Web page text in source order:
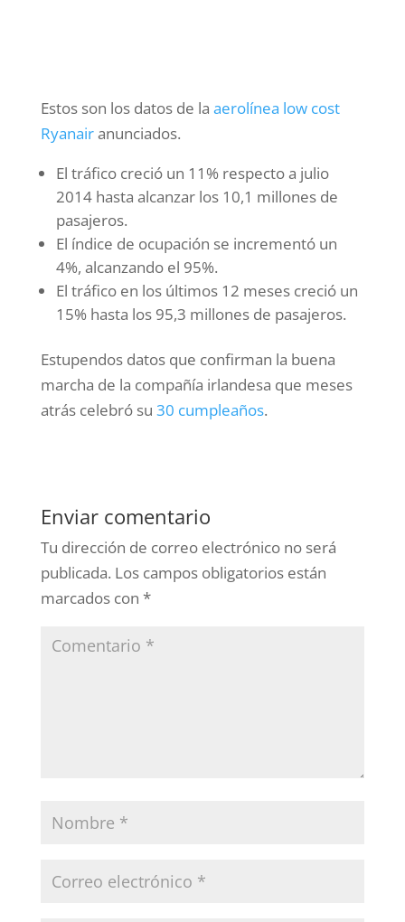
Estos son los datos de la aerolínea low cost
Ryanairanunciados.
El tráfico creció un 11% respecto a julio
2014 hasta alcanzar los 10,1 millones de
pasajeros.
El índice de ocupación se incrementó un
4%, alcanzando el 95%.
El tráfico en los últimos 12 meses creció un
15% hasta los 95,3 millones de pasajeros.
Estupendos datos que confirman la buena
marcha de la compañía irlandesa que meses
atrás celebró su 30 cumpleaños.
Enviar comentario
Tu dirección de correo electrónico no será
publicada. Los campos obligatorios están
marcados con *